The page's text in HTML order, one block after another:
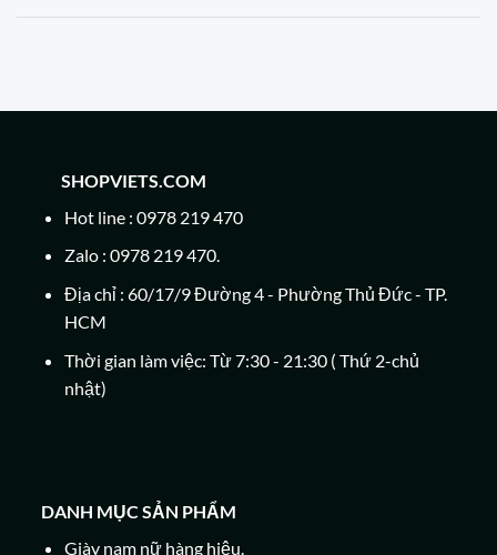
SHOPVIETS.COM
Hot line : 0978 219 470
Zalo : 0978 219 470.
Địa chỉ : 60/17/9 Đường 4 - Phường Thủ Đức - TP.
HCM
Thời gian làm việc: Từ 7:30 - 21:30 ( Thứ 2-chủ
nhật)
DANH MỤC SẢN PHẨM
Giày nam nữ hàng hiệu.